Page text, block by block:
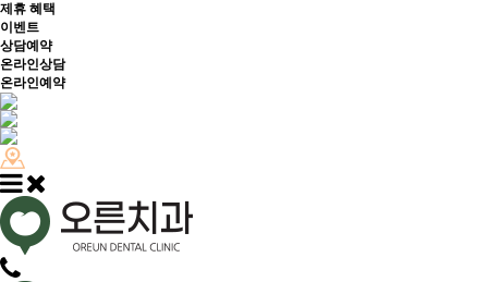
제휴 혜택
이벤트
상담예약
온라인상담
온라인예약